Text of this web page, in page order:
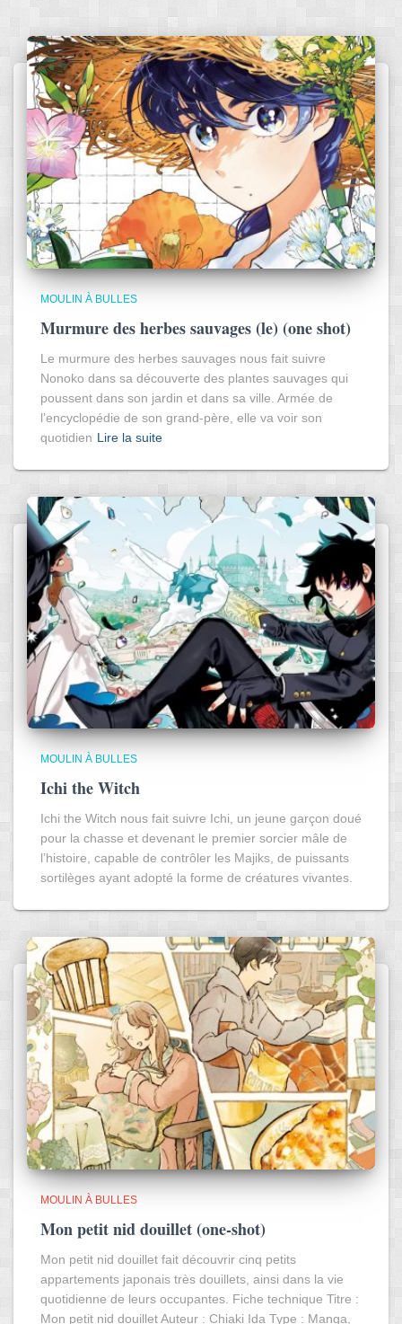
MOULIN À BULLES
Murmure des herbes sauvages (le) (one shot)
Le murmure des herbes sauvages nous fait suivre
Nonoko dans sa découverte des plantes sauvages qui
poussent dans son jardin et dans sa ville. Armée de
l’encyclopédie de son grand-père, elle va voir son
quotidien Lire la suite
MOULIN À BULLES
Ichi the Witch
Ichi the Witch nous fait suivre Ichi, un jeune garçon doué
pour la chasse et devenant le premier sorcier mâle de
l’histoire, capable de contrôler les Majiks, de puissants
sortilèges ayant adopté la forme de créatures vivantes.
MOULIN À BULLES
Mon petit nid douillet (one-shot)
Mon petit nid douillet fait découvrir cinq petits
appartements japonais très douillets, ainsi dans la vie
quotidienne de leurs occupantes. Fiche technique Titre :
Mon petit nid douillet Auteur : Chiaki Ida Type : Manga,